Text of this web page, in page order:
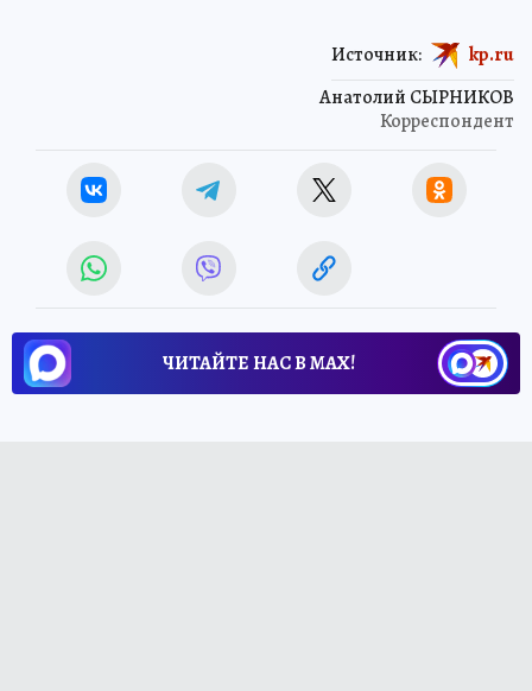
Анатолий СЫРНИКОВ
Корреспондент
Источник: kp.ru
ЧИТАЙТЕ НАС В МАХ!